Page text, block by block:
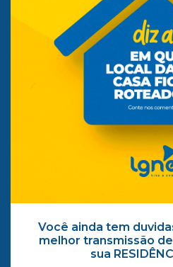
Você ainda tem
melhor transmissão
sua